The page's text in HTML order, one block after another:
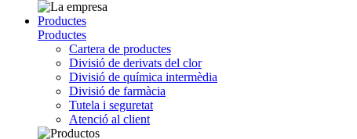
Productes
Productes
Cartera de productes
Divisió de derivats del clor
Divisió de química intermèdia
Divisió de farmàcia
Tutela i seguretat
Atenció al client